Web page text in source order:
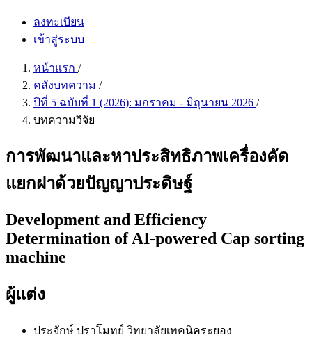
ลงทะเบียน
เข้าสู่ระบบ
หน้าแรก /
คลังบทความ /
ปีที่ 5 ฉบับที่ 1 (2026): มกราคม - มิถุนายน 2026 /
บทความวิจัย
การพัฒนาและหาประสิทธิภาพเครื่องคัด
แยกฝาด้วยปัญญาประดิษฐ์
Development and Efficiency
Determination of AI-powered Cap sorting
machine
ผู้แต่ง
ประจักษ์ ปราโมทย์ วิทยาลัยเทคนิคระยอง